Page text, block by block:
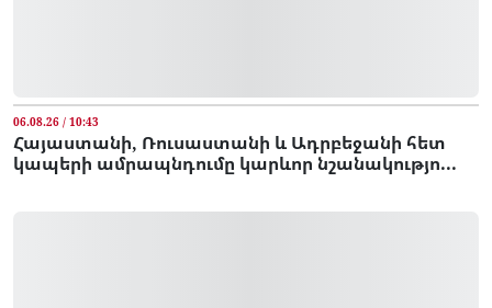
06.08.26 / 10:43
Հայաստանի, Ռուսաստանի և Ադրբեջանի հետ
կապերի ամրապնդումը կարևոր նշանակությո...